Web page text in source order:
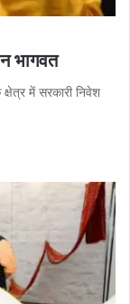
भागवत
में सरकारी निवेश